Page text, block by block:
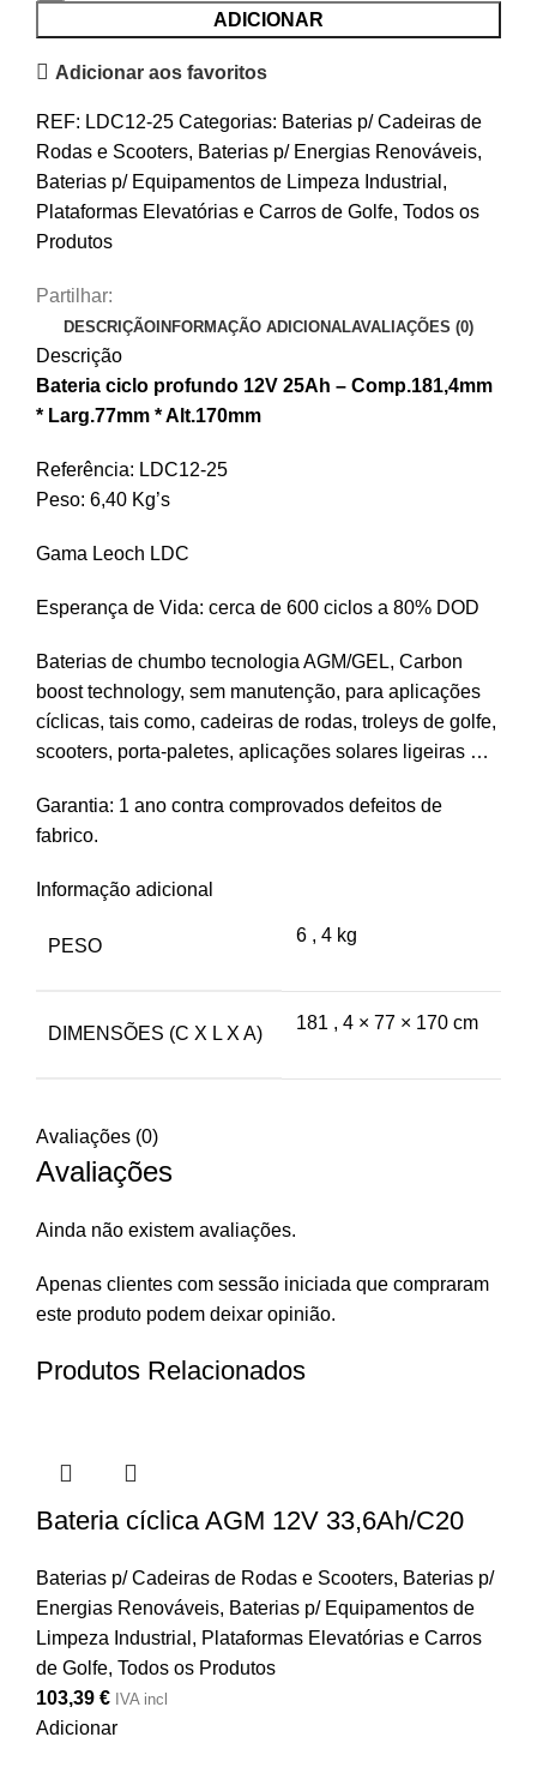
AGM/GEL
ADICIONAR
Adicionar aos favoritos
REF: LDC12-25 Categorias: Baterias p/ Cadeiras de
Rodas e Scooters, Baterias p/ Energias Renováveis,
Baterias p/ Equipamentos de Limpeza Industrial,
Plataformas Elevatórias e Carros de Golfe, Todos os
Produtos
Partilhar:
DESCRIÇÃO INFORMAÇÃO ADICIONALAVALIAÇÕES (0)
Descrição
Bateria ciclo profundo 12V 25Ah – Comp.181,4mm
* Larg.77mm * Alt.170mm
Referência: LDC12-25
Peso: 6,40 Kg’s
Gama Leoch LDC
Esperança de Vida: cerca de 600 ciclos a 80% DOD
Baterias de chumbo tecnologia AGM/GEL, Carbon
boost technology, sem manutenção, para aplicações
cíclicas, tais como, cadeiras de rodas, troleys de golfe,
scooters, porta-paletes, aplicações solares ligeiras …
Garantia: 1 ano contra comprovados defeitos de
fabrico.
Informação adicional
PESO
6 , 4 kg
DIMENSÕES (C X L X A)
181 , 4 × 77 × 170 cm
Avaliações (0)
Avaliações
Ainda não existem avaliações.
Apenas clientes com sessão iniciada que compraram
este produto podem deixar opinião.
Produtos Relacionados
Bateria cíclica AGM 12V 33,6Ah/C20
Baterias p/ Cadeiras de Rodas e Scooters, Baterias p/
Energias Renováveis, Baterias p/ Equipamentos de
Limpeza Industrial, Plataformas Elevatórias e Carros
de Golfe, Todos os Produtos
103,39 € IVA incl
Adicionar